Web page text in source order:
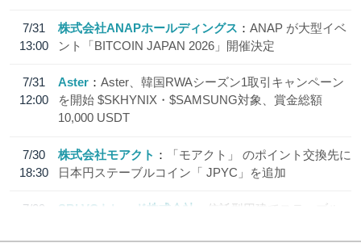
7/31
13:00
株式会社ANAPホールディングス
ANAP が大型イベ
ント「BITCOIN JAPAN 2026」開催決定
7/31
12:00
Aster
Aster、韓国RWAシーズン1取引キャンペーン
を開始 $SKHYNIX・$SAMSUNG対象、賞金総額
10,000 USDT
7/30
18:30
株式会社モアクト
「モアクト」 のポイント交換先に
日本円ステーブルコイン「 JPYC」を追加
7/29
SBI VCトレード株式会社
信託型円建てステーブル